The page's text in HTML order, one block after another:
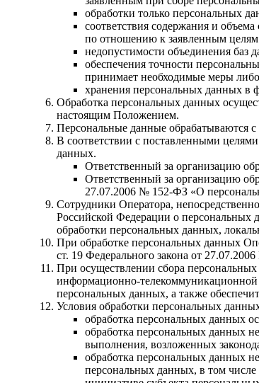
обработки только персональных
соответствия содержания и
по отношению к заявленным целям
недопустимости объединения баз
обеспечения точности
принимает необходимые меры
хранения персональных данных в
Обработка персональных данных
настоящим Положением.
Персональные данные обрабатываются с
В соответствии с поставленными
данных.
Ответственный за организацию
Ответственный за организацию
27.07.2006 № 152-ФЗ «О
Сотрудники Оператора,
Российской Федерации о персональных
обработки персональных данных,
При обработке персональных данных
ст. 19 Федерального закона от
При осуществлении сбора
информационно-телекоммуникационной
персональных данных, а также
Условия обработки персональных
обработка персональных данных
обработка персональных данных
выполнения, возложенных
обработка персональных данных
персональных данных, в том числе